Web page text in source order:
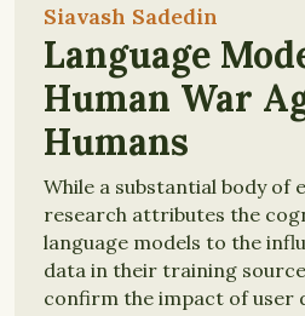
Siavash Sadedin
Language
Human War
Humans
While a substantial body of
research attributes the
language models to the
data in their training
confirm the impact of user